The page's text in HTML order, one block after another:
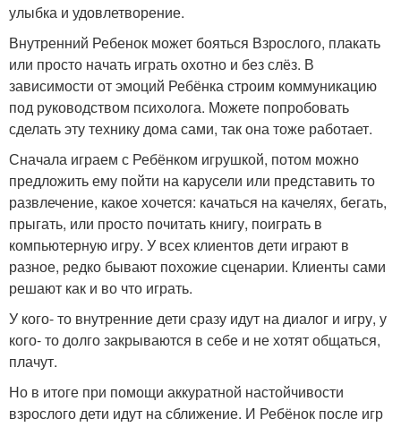
улыбка и удовлетворение.
Внутренний Ребенок может бояться Взрослого, плакать
или просто начать играть охотно и без слёз. В
зависимости от эмоций Ребёнка строим коммуникацию
под руководством психолога. Можете попробовать
сделать эту технику дома сами, так она тоже работает.
Сначала играем с Ребёнком игрушкой, потом можно
предложить ему пойти на карусели или представить то
развлечение, какое хочется: качаться на качелях, бегать,
прыгать, или просто почитать книгу, поиграть в
компьютерную игру. У всех клиентов дети играют в
разное, редко бывают похожие сценарии. Клиенты сами
решают как и во что играть.
У кого- то внутренние дети сразу идут на диалог и игру, у
кого- то долго закрываются в себе и не хотят общаться,
плачут.
Но в итоге при помощи аккуратной настойчивости
взрослого дети идут на сближение. И Ребёнок после игр